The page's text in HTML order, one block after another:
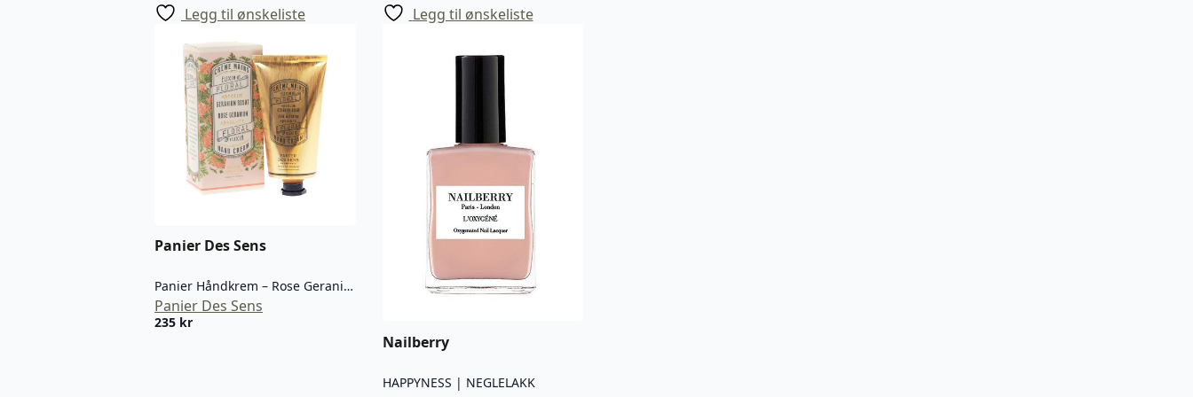
Legg til ønskeliste
Panier Des Sens
Panier Håndkrem – Rose Geranium
Panier Des Sens
235 kr
Legg til ønskeliste
Nailberry
HAPPYNESS | NEGLELAKK